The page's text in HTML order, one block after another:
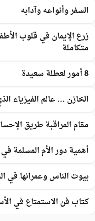
السفر وأنواعه وآدابه
زرع الإيمان في قلوب
متكاملة
8 أمور لعطلة سعيدة
الخازن … عالم الفيزياء
مقام المراقبة طريق
أهمية دور الأم المسلمة
بيوت الناس وعمرانها في
كتاب فن الاستمتاع في